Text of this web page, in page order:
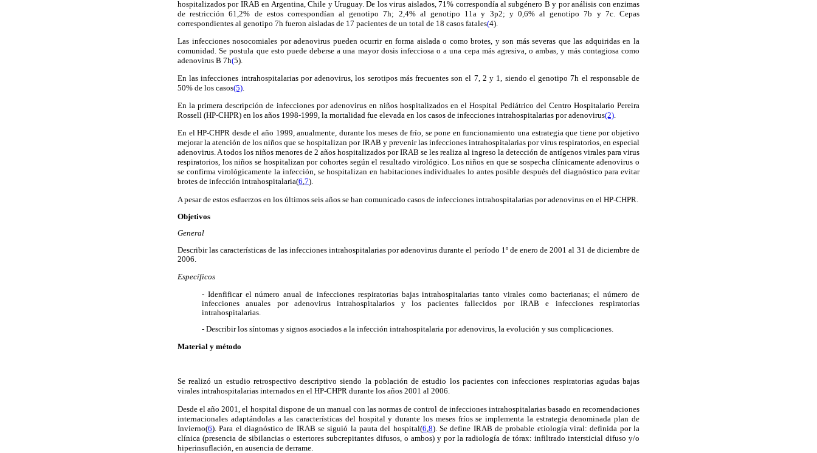
hospitalizados por IRAB en Argentina, Chile y Uruguay. De los virus aislados, 71% correspondía al subgénero B y por análisis con enzimas
de restricción 61,2% de estos correspondían al genotipo 7h; 2,4% al genotipo 11a y 3p2; y 0,6% al genotipo 7b y 7c. Cepas
correspondientes al genotipo 7h fueron aisladas de 17 pacientes de un total de 18 casos fatales(4).
Las infecciones nosocomiales por adenovirus pueden ocurrir en forma aislada o como brotes, y son más severas que las adquiridas en la
comunidad. Se postula que esto puede deberse a una mayor dosis infecciosa o a una cepa más agresiva, o ambas, y más contagiosa como
adenovirus B 7h(5).
En las infecciones intrahospitalarias por adenovirus, los serotipos más frecuentes son el 7, 2 y 1, siendo el genotipo 7h el responsable de
50% de los casos(5).
En la primera descripción de infecciones por adenovirus en niños hospitalizados en el Hospital Pediátrico del Centro Hospitalario Pereira
Rossell (HP-CHPR) en los años 1998-1999, la mortalidad fue elevada en los casos de infecciones intrahospitalarias por adenovirus(2).
En el HP-CHPR desde el año 1999, anualmente, durante los meses de frío, se pone en funcionamiento una estrategia que tiene por objetivo
mejorar la atención de los niños que se hospitalizan por IRAB y prevenir las infecciones intrahospitalarias por virus respiratorios, en especial
adenovirus. A todos los niños menores de 2 años hospitalizados por IRAB se les realiza al ingreso la detección de antígenos virales para virus
respiratorios, los niños se hospitalizan por cohortes según el resultado virológico. Los niños en que se sospecha clínicamente adenovirus o
se confirma virológicamente la infección, se hospitalizan en habitaciones individuales lo antes posible después del diagnóstico para evitar
brotes de infección intrahospitalaria(6,7).
A pesar de estos esfuerzos en los últimos seis años se han comunicado casos de infecciones intrahospitalarias por adenovirus en el HP-CHPR.
Objetivos
General
Describir las características de las infecciones intrahospitalarias por adenovirus durante el período 1º de enero de 2001 al 31 de diciembre de
2006.
Específicos
- Idenfificar el número anual de infecciones respiratorias bajas intrahospitalarias tanto virales como bacterianas; el número de
infecciones anuales por adenovirus intrahospitalarios y los pacientes fallecidos por IRAB e infecciones respiratorias
intrahospitalarias.
- Describir los síntomas y signos asociados a la infección intrahospitalaria por adenovirus, la evolución y sus complicaciones.
Material y método
Se realizó un estudio retrospectivo descriptivo siendo la población de estudio los pacientes con infecciones respiratorias agudas bajas
virales intrahospitalarias internados en el HP-CHPR durante los años 2001 al 2006.
Desde el año 2001, el hospital dispone de un manual con las normas de control de infecciones intrahospitalarias basado en recomendaciones
internacionales adaptándolas a las características del hospital y durante los meses fríos se implementa la estrategia denominada plan de
Invierno(6). Para el diagnóstico de IRAB se siguió la pauta del hospital(6 8). Se define IRAB de probable etiología viral: definida por la
clínica (presencia de sibilancias o estertores subcrepitantes difusos, o ambos) y por la radiología de tórax: infiltrado intersticial difuso y/o
hiperinsuflación, en ausencia de derrame.